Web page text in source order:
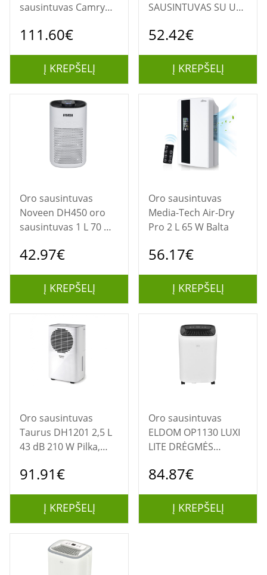
sausintuvas Camry
111.60€
Į KREPŠELĮ
SAUSINTUVAS SU UV
52.42€
Į KREPŠELĮ
Oro sausintuvas
Noveen DH450 oro
sausintuvas 1 L 70 W
42.97€
Į KREPŠELĮ
Oro sausintuvas
Media-Tech Air-Dry
Pro 2 L 65 W Balta
56.17€
Į KREPŠELĮ
Oro sausintuvas
Taurus DH1201 2,5 L
43 dB 210 W Pilka,
91.91€
Į KREPŠELĮ
Oro sausintuvas
ELDOM OP1130 LUXI
LITE DRĖGMĖS
84.87€
Į KREPŠELĮ